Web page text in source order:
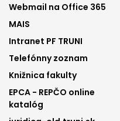
Footer
menu
1
Webmail na Office 365
MAIS
Intranet PF TRUNI
Telefónny zoznam
Knižnica fakulty
EPCA - REPČO online
katalóg